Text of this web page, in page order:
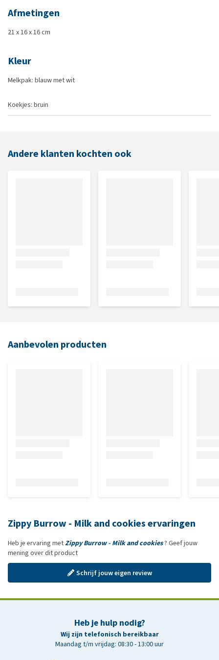
Afmetingen
21 x 16 x 16 cm
Kleur
Melkpak: blauw met wit
Koekjes: bruin
Andere klanten kochten ook
Aanbevolen producten
Zippy Burrow - Milk and cookies ervaringen
Heb je ervaring metZippy Burrow - Milk and cookies? Geef jouw
mening over dit product
Schrijf jouw eigen review
Heb je hulp nodig?
Wij zijn telefonisch bereikbaar
Maandag t/m vrijdag: 08:30 - 13:00 uur